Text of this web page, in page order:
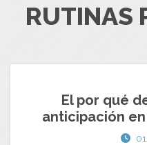
RUTINAS
El por qué
anticipación